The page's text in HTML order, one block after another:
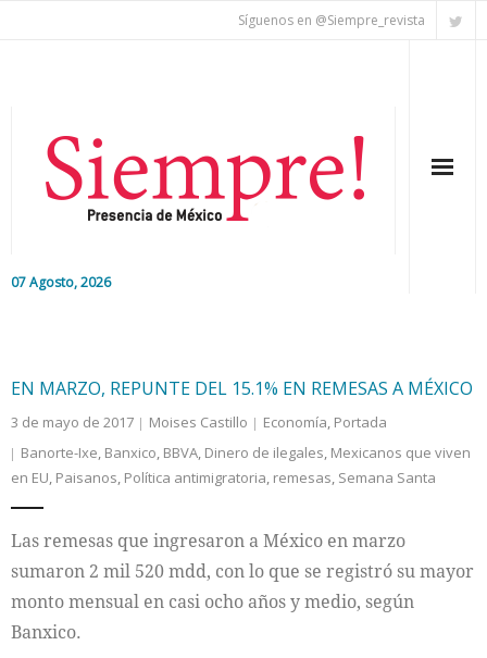
Síguenos en @Siempre_revista
07 Agosto, 2026
Nacional
Colaboradores
Internacional
EN MARZO, REPUNTE DEL 15.1% EN REMESAS A MÉXICO
3 de mayo de 2017 Moises Castillo Economía, Portada
Banorte-Ixe, Banxico, BBVA, Dinero de ilegales, Mexicanos que viven
en EU, Paisanos, Política antimigratoria, remesas, Semana Santa
Las remesas que ingresaron a México en marzo
sumaron 2 mil 520 mdd, con lo que se registró su mayor
monto mensual en casi ocho años y medio, según
Banxico.